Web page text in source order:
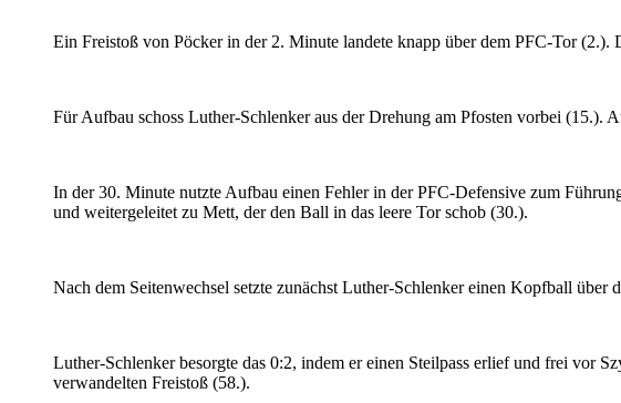
Ein Freistoß von Pöcker in der 2. Minute landete knapp über dem PFC-Tor (2.).
Für Aufbau schoss Luther-Schlenker aus der Drehung am Pfosten vorbei (15.).
In der 30. Minute nutzte Aufbau einen Fehler in der PFC-Defensive zum
und weitergeleitet zu Mett, der den Ball in das leere Tor schob (30.).
Nach dem Seitenwechsel setzte zunächst Luther-Schlenker einen Kopfball
Luther-Schlenker besorgte das 0:2, indem er einen Steilpass erlief und frei vor
verwandelten Freistoß (58.).